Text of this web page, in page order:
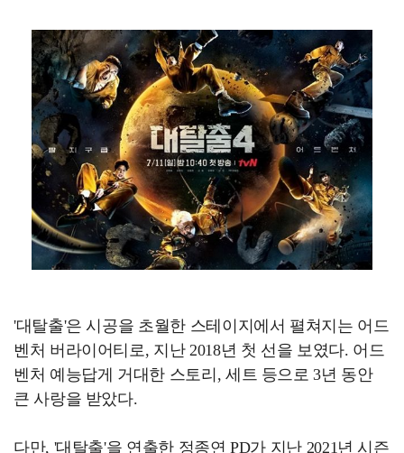
'대탈출'은 시공을 초월한 스테이지에서 펼쳐지는 어드
벤처 버라이어티로, 지난 2018년 첫 선을 보였다. 어드
벤처 예능답게 거대한 스토리, 세트 등으로 3년 동안
큰 사랑을 받았다.
다만, '대탈출'을 연출한 정종연 PD가 지난 2021년 시즌